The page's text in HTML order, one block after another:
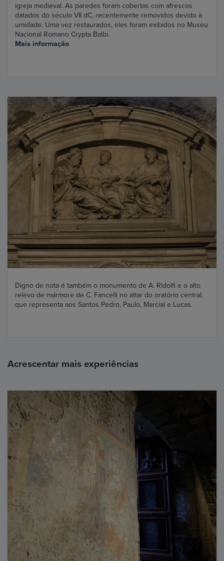
igreja medieval. As paredes foram cobertas com afrescos
datados do século VII dC, recentemente removidos devido à
umidade. Uma vez restaurados, eles foram exibidos no Museu
Nacional Romano Crypta Balbi.
Mais informação
Digno de nota é também o monumento de A. Ridolfi e o alto
relevo de mármore de C. Fancelli no altar do oratório central,
que representa aos Santos Pedro, Paulo, Marcial e Lucas.
Acrescentar mais experiências